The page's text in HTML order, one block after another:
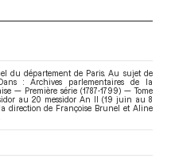
du département de Paris. Au sujet de
Dans : Archives parlementaires de la
— Première série (1787-1799) — Tome
au 20 messidor An II (19 juin au 8
la direction de Françoise Brunel et Aline